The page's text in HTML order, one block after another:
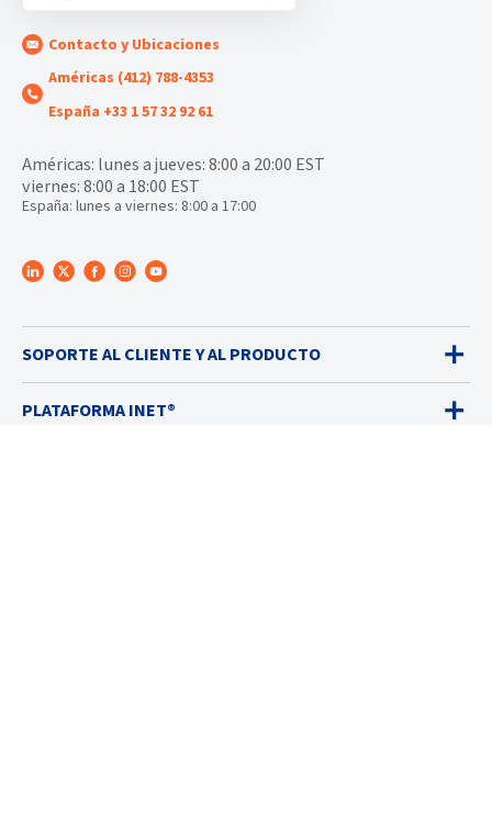
Contacto y Ubicaciones
Américas (412) 788-4353
España +33 1 57 32 92 61
Américas: lunes a jueves: 8:00 a 20:00 EST
viernes: 8:00 a 18:00 EST
España: lunes a viernes: 8:00 a 17:00
SOPORTE AL CLIENTE Y AL PRODUCTO
PLATAFORMA INET®